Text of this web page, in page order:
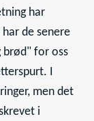
har
de senere
brød" for oss
I
men det
i